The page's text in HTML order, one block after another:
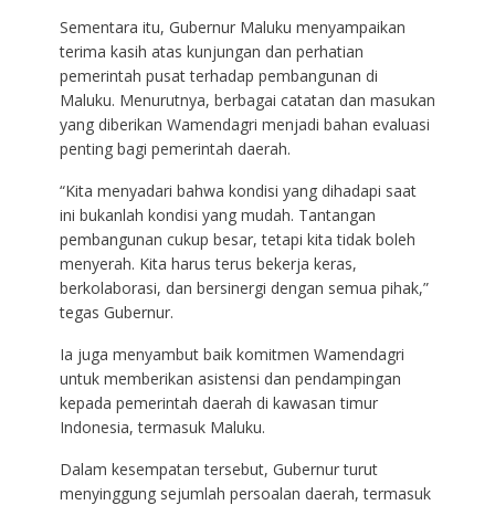
Sementara itu, Gubernur Maluku menyampaikan
terima kasih atas kunjungan dan perhatian
pemerintah pusat terhadap pembangunan di
Maluku. Menurutnya, berbagai catatan dan masukan
yang diberikan Wamendagri menjadi bahan evaluasi
penting bagi pemerintah daerah.
“Kita menyadari bahwa kondisi yang dihadapi saat
ini bukanlah kondisi yang mudah. Tantangan
pembangunan cukup besar, tetapi kita tidak boleh
menyerah. Kita harus terus bekerja keras,
berkolaborasi, dan bersinergi dengan semua pihak,”
tegas Gubernur.
Ia juga menyambut baik komitmen Wamendagri
untuk memberikan asistensi dan pendampingan
kepada pemerintah daerah di kawasan timur
Indonesia, termasuk Maluku.
Dalam kesempatan tersebut, Gubernur turut
menyinggung sejumlah persoalan daerah, termasuk